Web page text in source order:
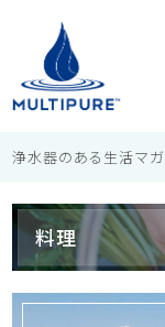
浄水器のある生活マ
料理